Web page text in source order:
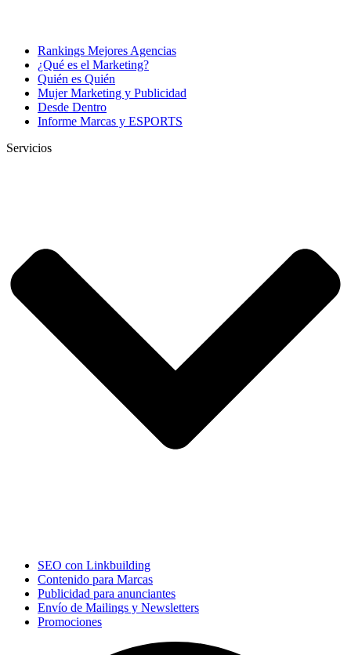
Rankings Mejores Agencias
¿Qué es el Marketing?
Quién es Quién
Mujer Marketing y Publicidad
Desde Dentro
Informe Marcas y ESPORTS
Servicios
SEO con Linkbuilding
Contenido para Marcas
Publicidad para anunciantes
Envío de Mailings y Newsletters
Promociones